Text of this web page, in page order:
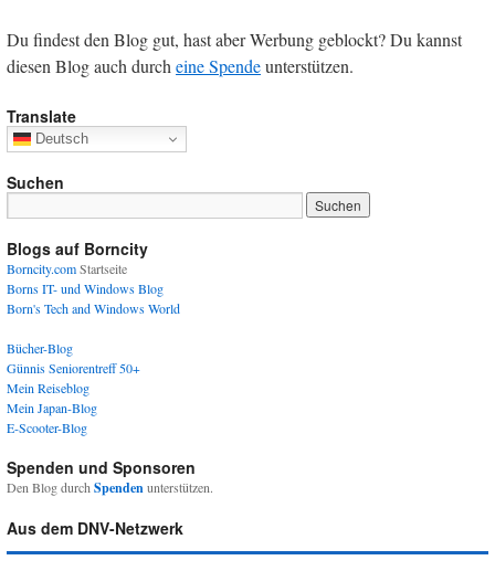
Du findest den Blog gut, hast aber Werbung geblockt? Du kannst
diesen Blog auch durch eine Spendeunterstützen.
Translate
Deutsch
Suchen
Blogs auf Borncity
Borncity.comStartseite
Borns IT- und Windows Blog
Born's Tech and Windows World
Bücher-Blog
Günnis Seniorentreff 50+
Mein Reiseblog
Mein Japan-Blog
E-Scooter-Blog
Spenden und Sponsoren
Den Blog durch Spendenunterstützen.
Aus dem DNV-Netzwerk